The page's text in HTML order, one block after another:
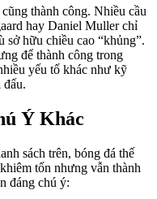
thành công. Nhiều cầu
hay Daniel Muller chỉ
sở hữu chiều cao “khủng”.
để thành công trong
yếu tố khác như kỹ
đấu.
Ý Khác
sách trên, bóng đá thế
tốn nhưng vẫn thành
đáng chú ý: